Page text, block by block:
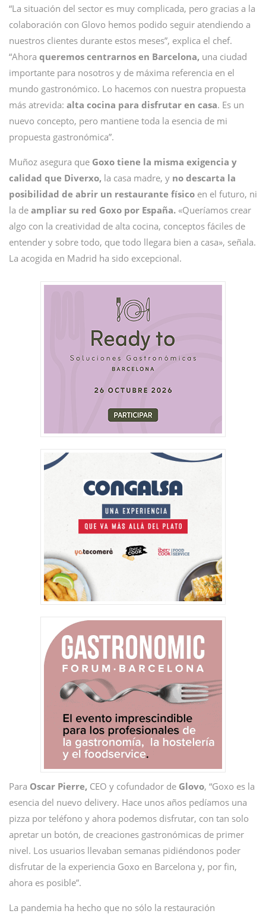
“La situación del sector es muy complicada, pero gracias a la
colaboración con Glovo hemos podido seguir atendiendo a
nuestros clientes durante estos meses”, explica el chef.
“Ahora queremos centrarnos en Barcelona, una ciudad
importante para nosotros y de máxima referencia en el
mundo gastronómico. Lo hacemos con nuestra propuesta
más atrevida: alta cocina para disfrutar en casa. Es un
nuevo concepto, pero mantiene toda la esencia de mi
propuesta gastronómica”.
Muñoz asegura que Goxo tiene la misma exigencia y
calidad que Diverxo, la casa madre, y no descarta la
posibilidad de abrir un restaurante físico en el futuro, ni
la de ampliar su red Goxo por España. «Queríamos crear
algo con la creatividad de alta cocina, conceptos fáciles de
entender y sobre todo, que todo llegara bien a casa», señala.
La acogida en Madrid ha sido excepcional.
Para Oscar Pierre, CEO y cofundador de Glovo, “Goxo es la
esencia del nuevo delivery. Hace unos años pedíamos una
pizza por teléfono y ahora podemos disfrutar, con tan solo
apretar un botón, de creaciones gastronómicas de primer
nivel. Los usuarios llevaban semanas pidiéndonos poder
disfrutar de la experiencia Goxo en Barcelona y, por fin,
ahora es posible”.
La pandemia ha hecho que no sólo la restauración